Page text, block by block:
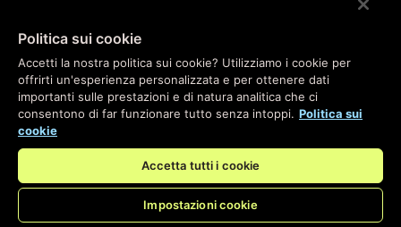
Key Value Store
Il Key Value Store più veloce che puoi ottenere, con
la stessa facilità di utilizzo degli strumenti di
database che conosci bene
WebSockets e Fanout
Politica sui cookie
Accetti la nostra politica sui cookie? Utilizziamo i cookie per
offrirti un'esperienza personalizzata e per ottenere dati
importanti sulle prestazioni e di natura analitica che ci
consentono di far funzionare tutto senza intoppi. Politica sui
cookie
Accetta tutti i cookie
Impostazioni cookie